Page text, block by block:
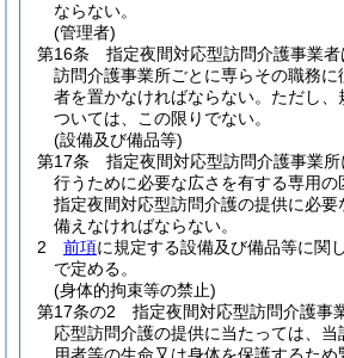
ならない。
(管理者)
第16条
指定夜間対応型訪問介護事業
訪問介護事業所ごとに専らその職務に
者を置かなければならない。 ただし、
ついては、この限りでない。
(設備及び備品等)
第17条
指定夜間対応型訪問介護事業
行うために必要な広さを有する専用の
指定夜間対応型訪問介護の提供に必要
備えなければならない。
2
前項に規定する設備及び備品等に関
で定める。
(身体的拘束等の禁止)
第17条の2
指定夜間対応型訪問介護事
応型訪問介護の提供に当たっては、当